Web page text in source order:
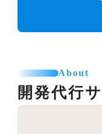
About
開発代行